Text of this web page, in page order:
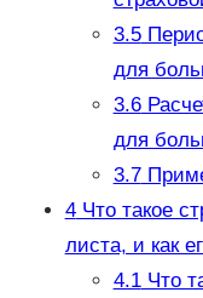
3.5
для
3.6
для
3.7
4Что такое
листа, и как
4.1Что